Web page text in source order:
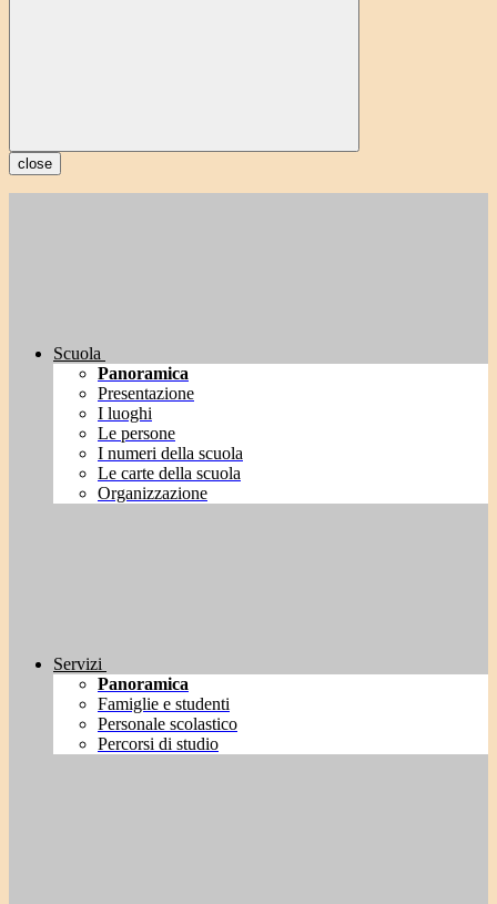
close
Scuola
Panoramica
Presentazione
I luoghi
Le persone
I numeri della scuola
Le carte della scuola
Organizzazione
Servizi
Panoramica
Famiglie e studenti
Personale scolastico
Percorsi di studio